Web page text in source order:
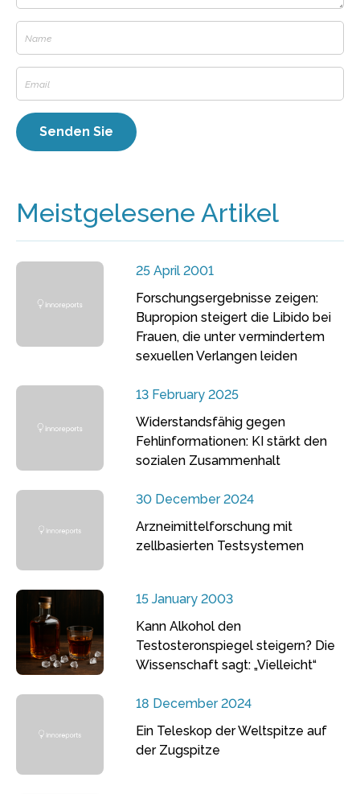
Meistgelesene Artikel
25 April 2001
Forschungsergebnisse zeigen:
Bupropion steigert die Libido bei
Frauen, die unter vermindertem
sexuellen Verlangen leiden
13 February 2025
Widerstandsfähig gegen
Fehlinformationen: KI stärkt den
sozialen Zusammenhalt
30 December 2024
Arzneimittelforschung mit
zellbasierten Testsystemen
15 January 2003
Kann Alkohol den
Testosteronspiegel steigern? Die
Wissenschaft sagt: „Vielleicht“
18 December 2024
Ein Teleskop der Weltspitze auf
der Zugspitze